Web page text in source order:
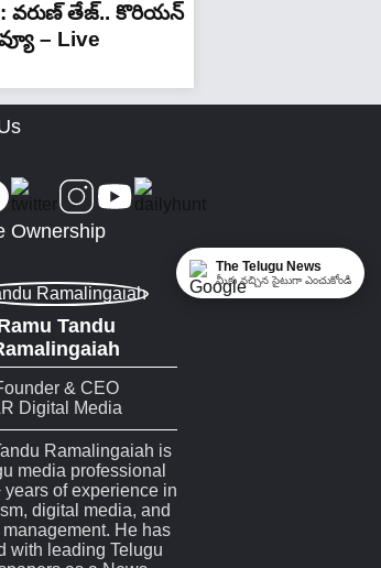
: వరుణ్ తేజ్.. కొరియన్
– Live
Ownership
Tandu
& CEO
Digital Media
Ramalingaiah is
media professional
years of experience in
digital media, and
He has
with leading Telugu
The Telugu News
మీకు నచ్చిన సైటుగా ఎంచుకోండి